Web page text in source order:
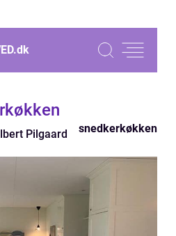
dk
Pilgaard snedkerkøkken